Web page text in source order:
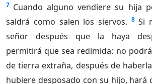
7 Cuando alguno vendiere su hija
saldrá como salen los siervos. 8 Si
señor después que la haya
permitirá que sea redimida: no
de tierra extraña, después de
hubiere desposado con su hijo, hará